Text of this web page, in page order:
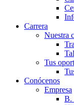
Carrera
Nuestra
Tus
Conócenos
Empresa
B.